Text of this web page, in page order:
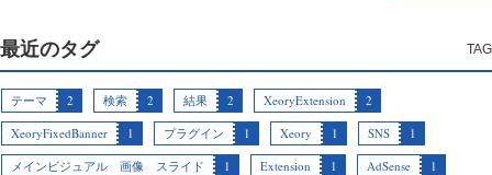
最近のタグ
テーマ 2 検索 2 結果 2 XeoryExtension
2
XeoryFixedBanner
1 プラグイン 1 Xeory 1 SNS
1
メインビジュアル 画像 スライド
1 Extension 1 AdSense
1